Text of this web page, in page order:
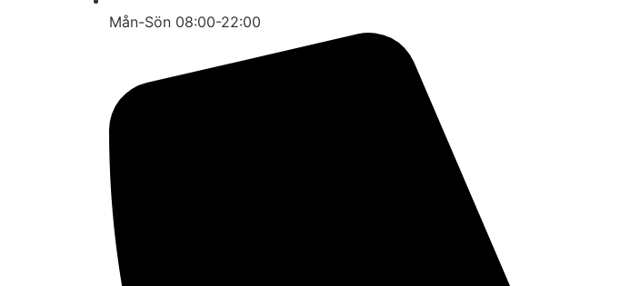
Mån-Sön 08:00-22:00